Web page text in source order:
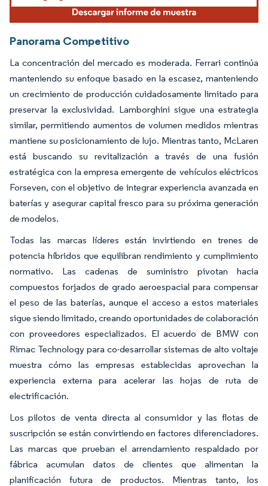
Panorama Competitivo
La concentración del mercado es moderada. Ferrari continúa
manteniendo su enfoque basado en la escasez, manteniendo
un crecimiento de producción cuidadosamente limitado para
preservar la exclusividad. Lamborghini sigue una estrategia
similar, permitiendo aumentos de volumen medidos mientras
mantiene su posicionamiento de lujo. Mientras tanto, McLaren
está buscando su revitalización a través de una fusión
estratégica con la empresa emergente de vehículos eléctricos
Forseven, con el objetivo de integrar experiencia avanzada en
baterías y asegurar capital fresco para su próxima generación
de modelos.
Todas las marcas líderes están invirtiendo en trenes de
potencia híbridos que equilibran rendimiento y cumplimiento
normativo. Las cadenas de suministro pivotan hacia
compuestos forjados de grado aeroespacial para compensar
el peso de las baterías, aunque el acceso a estos materiales
sigue siendo limitado, creando oportunidades de colaboración
con proveedores especializados. El acuerdo de BMW con
Rimac Technology para co-desarrollar sistemas de alto voltaje
muestra cómo las empresas establecidas aprovechan la
experiencia externa para acelerar las hojas de ruta de
electrificación.
Los pilotos de venta directa al consumidor y las flotas de
suscripción se están convirtiendo en factores diferenciadores.
Las marcas que prueban el arrendamiento respaldado por
fábrica acumulan datos de clientes que alimentan la
planificación futura de productos. Mientras tanto, los